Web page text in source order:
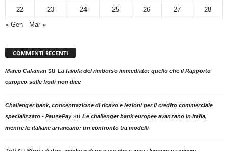
22 23 24 25 26 27
28
« Gen
Mar »
COMMENTI RECENTI
Marco Calamarisu La favola del rimborso immediato: quello che il Rapporto
europeo sulle frodi non dice
Challenger bank, concentrazione di ricavo e lezioni per il credito commerciale
specializzato - PausePaysu Le challenger bank europee avanzano in Italia,
mentre le italiane arrancano: un confronto tra modelli